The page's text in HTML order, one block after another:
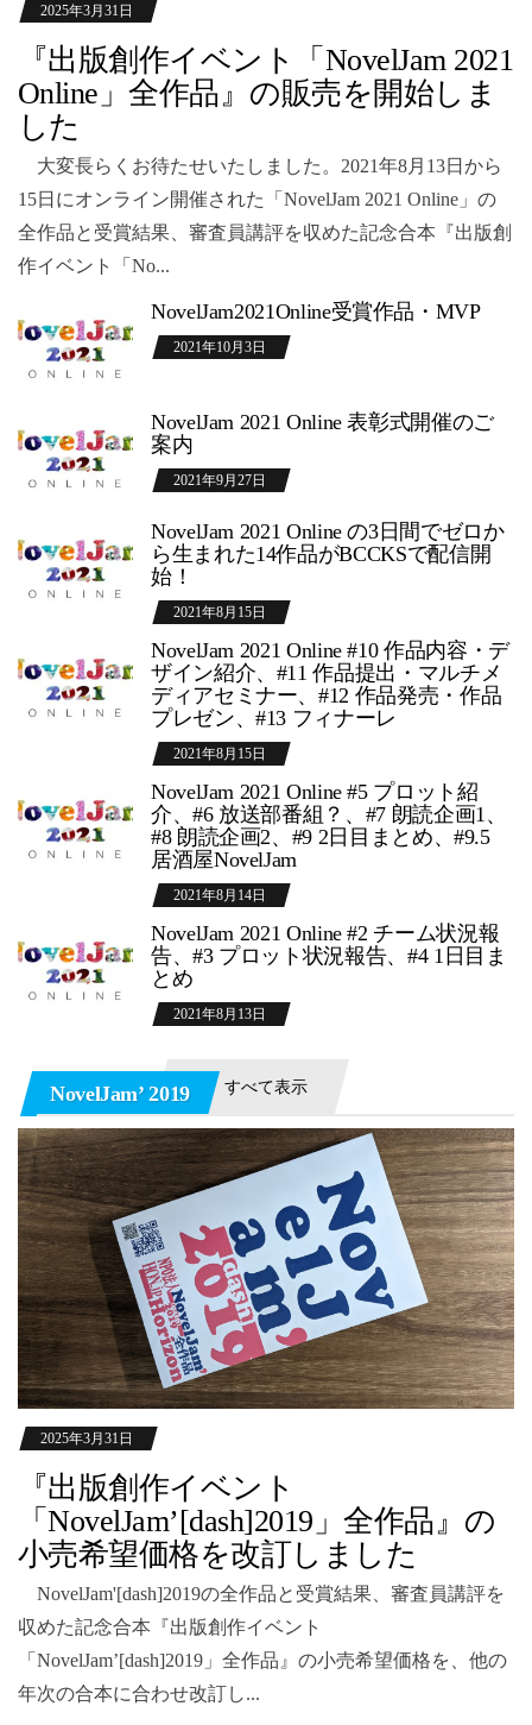
2025年3月31日
『出版創作イベント「NovelJam 2021
Online」全作品』の販売を開始しま
した
大変長らくお待たせいたしました。2021年8月13日から
15日にオンライン開催された「NovelJam 2021 Online」の
全作品と受賞結果、審査員講評を収めた記念合本『出版創
作イベント「No...
NovelJam2021Online受賞作品・MVP
2021年10月3日
NovelJam 2021 Online 表彰式開催のご
案内
2021年9月27日
NovelJam 2021 Online の3日間でゼロか
ら生まれた14作品がBCCKSで配信開
始！
2021年8月15日
NovelJam 2021 Online #10 作品内容・デ
ザイン紹介、#11 作品提出・マルチメ
ディアセミナー、#12 作品発売・作品
プレゼン、#13 フィナーレ
2021年8月15日
NovelJam 2021 Online #5 プロット紹
介、#6 放送部番組？、#7 朗読企画1、
#8 朗読企画2、#9 2日目まとめ、#9.5
居酒屋NovelJam
2021年8月14日
NovelJam 2021 Online #2 チーム状況報
告、#3 プロット状況報告、#4 1日目ま
とめ
2021年8月13日
NovelJam’ 2019 すべて表示
2025年3月31日
『出版創作イベント
「NovelJam’[dash]2019」全作品』の
小売希望価格を改訂しました
NovelJam'[dash]2019の全作品と受賞結果、審査員講評を
収めた記念合本『出版創作イベント
「NovelJam’[dash]2019」全作品』の小売希望価格を、他の
年次の合本に合わせ改訂し...